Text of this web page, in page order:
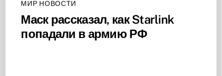
МИР НОВОСТИ
Маск рассказал, как Starlink
попадали в армию РФ